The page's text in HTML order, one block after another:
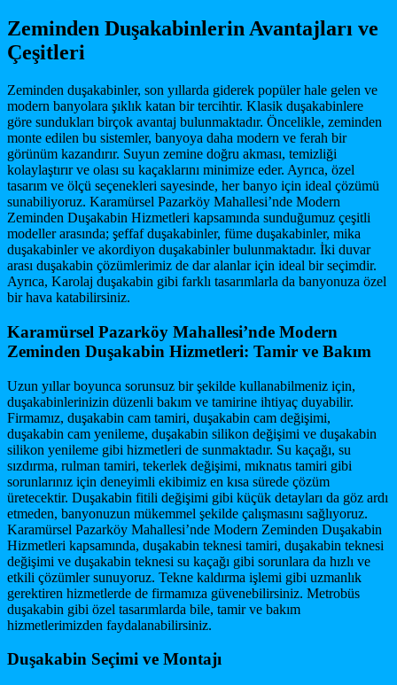
Zeminden Duşakabinlerin Avantajları ve
Çeşitleri
Zeminden duşakabinler, son yıllarda giderek popüler hale gelen ve
modern banyolara şıklık katan bir tercihtir. Klasik duşakabinlere
göre sundukları birçok avantaj bulunmaktadır. Öncelikle, zeminden
monte edilen bu sistemler, banyoya daha modern ve ferah bir
görünüm kazandırır. Suyun zemine doğru akması, temizliği
kolaylaştırır ve olası su kaçaklarını minimize eder. Ayrıca, özel
tasarım ve ölçü seçenekleri sayesinde, her banyo için ideal çözümü
sunabiliyoruz. Karamürsel Pazarköy Mahallesi’nde Modern
Zeminden Duşakabin Hizmetleri kapsamında sunduğumuz çeşitli
modeller arasında; şeffaf duşakabinler, füme duşakabinler, mika
duşakabinler ve akordiyon duşakabinler bulunmaktadır. İki duvar
arası duşakabin çözümlerimiz de dar alanlar için ideal bir seçimdir.
Ayrıca, Karolaj duşakabin gibi farklı tasarımlarla da banyonuza özel
bir hava katabilirsiniz.
Karamürsel Pazarköy Mahallesi’nde Modern
Zeminden Duşakabin Hizmetleri: Tamir ve Bakım
Uzun yıllar boyunca sorunsuz bir şekilde kullanabilmeniz için,
duşakabinlerinizin düzenli bakım ve tamirine ihtiyaç duyabilir.
Firmamız, duşakabin cam tamiri, duşakabin cam değişimi,
duşakabin cam yenileme, duşakabin silikon değişimi ve duşakabin
silikon yenileme gibi hizmetleri de sunmaktadır. Su kaçağı, su
sızdırma, rulman tamiri, tekerlek değişimi, mıknatıs tamiri gibi
sorunlarınız için deneyimli ekibimiz en kısa sürede çözüm
üretecektir. Duşakabin fitili değişimi gibi küçük detayları da göz ardı
etmeden, banyonuzun mükemmel şekilde çalışmasını sağlıyoruz.
Karamürsel Pazarköy Mahallesi’nde Modern Zeminden Duşakabin
Hizmetleri kapsamında, duşakabin teknesi tamiri, duşakabin teknesi
değişimi ve duşakabin teknesi su kaçağı gibi sorunlara da hızlı ve
etkili çözümler sunuyoruz. Tekne kaldırma işlemi gibi uzmanlık
gerektiren hizmetlerde de firmamıza güvenebilirsiniz. Metrobüs
duşakabin gibi özel tasarımlarda bile, tamir ve bakım
hizmetlerimizden faydalanabilirsiniz.
Duşakabin Seçimi ve Montajı